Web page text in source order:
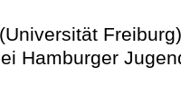
Hamburger